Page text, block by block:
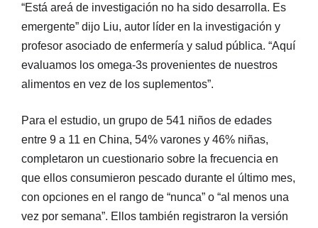
“Está areá de investigación no ha sido desarrolla. Es
emergente” dijo Liu, autor líder en la investigación y
profesor asociado de enfermería y salud pública. “Aquí
evaluamos los omega-3s provenientes de nuestros
alimentos en vez de los suplementos”.
Para el estudio, un grupo de 541 niños de edades
entre 9 a 11 en China, 54% varones y 46% niñas,
completaron un cuestionario sobre la frecuencia en
que ellos consumieron pescado durante el último mes,
con opciones en el rango de “nunca” o “al menos una
vez por semana”. Ellos también registraron la versión